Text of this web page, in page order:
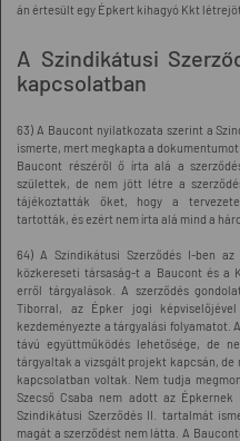
án értesült egy Épkert kihagyó Kkt
A Szindikátusi
kapcsolatban
63) A Baucont nyilatkozata szerint a
ismerte, mert megkapta a
Baucont részéről ő írta alá a
születtek, de nem jött létre a
tájékoztatták őket, hogy a
tartották, és ezért nem írta alá mind a
64) A Szindikátusi Szerződés I-ben
közkereseti társaság-t a Baucont és a
erről tárgyalások. A szerződés
Tiborral, az Épker jogi
kezdeményezte a tárgyalási folyamatot.
távú együttműködés lehetősége, de
tárgyaltak a vizsgált projekt kapcsán, de
kapcsolatban voltak. Nem tudja
Szecső Csaba nem adott az
Szindikátusi Szerződés II. tartalmát
magát a szerződést nem látta. A